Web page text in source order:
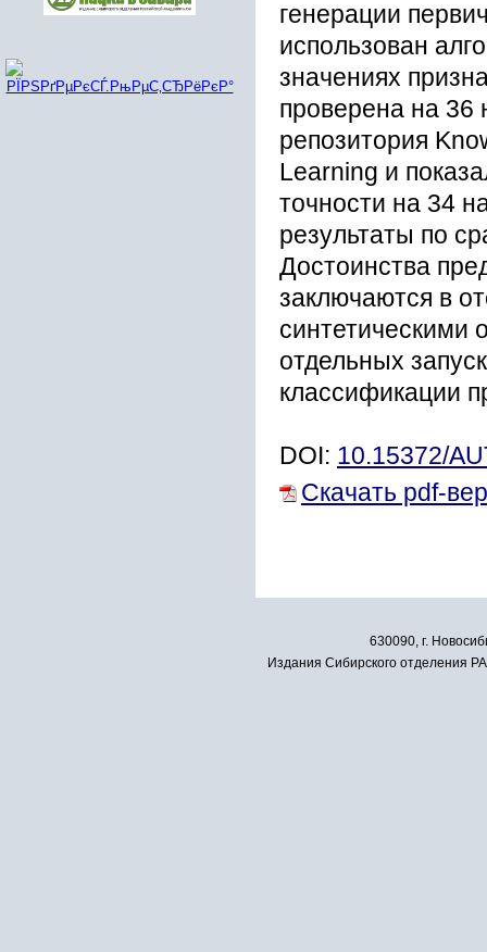
генерации
использован
значениях
проверена на 36
репозитория
Learning и
точности на 34
результаты по
Достоинства
заключаются в
синтетическими
отдельных
классификации
DOI: 10.15372/
Скачать pdf-
630090, г.
Издания Сибирского отделения